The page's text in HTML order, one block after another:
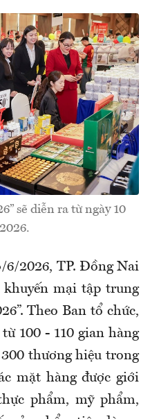
sẽ diễn ra từ ngày 10
6/2026, TP. Đồng Nai
mại tập trung
Theo Ban tổ chức,
100 - 110 gian hàng
thương hiệu trong
mặt hàng được giới
phẩm, mỹ phẩm,